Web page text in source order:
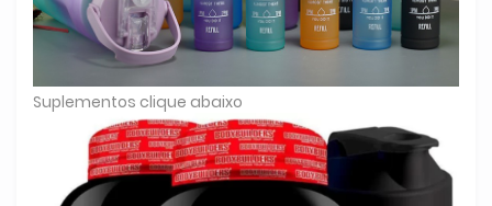
Suplementos clique abaixo